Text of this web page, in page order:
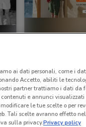
km
Oltre
Scade il 31/08
ai dati personali, come i
Accetto, abiliti le
partner trattiamo i dati da
e annunci visualizzati
le tue scelte o per
Tali scelte avranno effetto nel
sulla privacy.Privacy policy